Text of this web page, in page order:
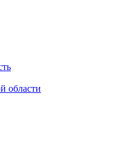
области